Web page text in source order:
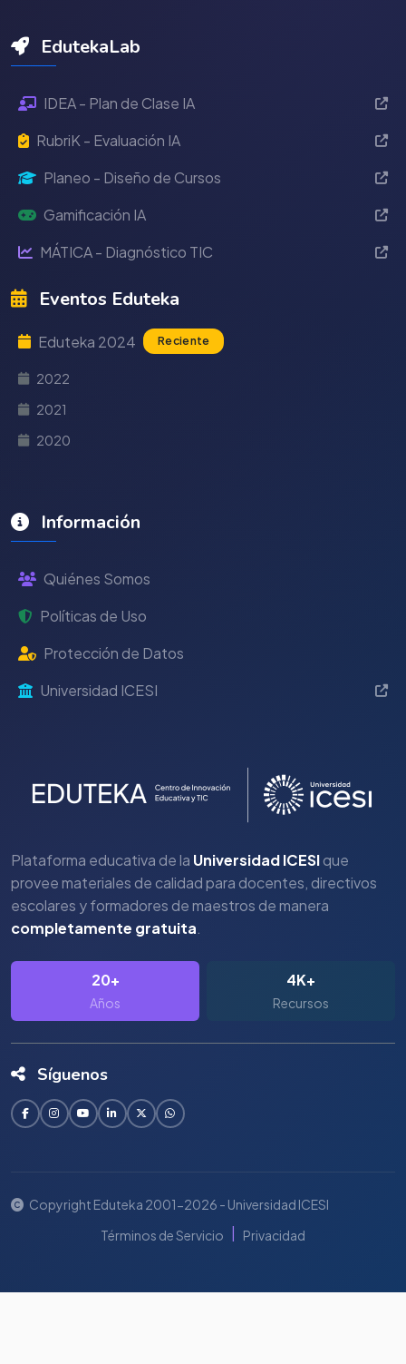
EdutekaLab
IDEA - Plan de Clase IA
RubriK - Evaluación IA
Planeo - Diseño de Cursos
Gamificación IA
MÁTICA - Diagnóstico TIC
Eventos Eduteka
Eduteka 2024 Reciente
2022
2021
2020
Información
Quiénes Somos
Políticas de Uso
Protección de Datos
Universidad ICESI
Plataforma educativa de la Universidad ICESIque
provee materiales de calidad para docentes, directivos
escolares y formadores de maestros de manera
completamente gratuita.
20+
Años
4K+
Recursos
Síguenos
Copyright Eduteka 2001-2026 - Universidad ICESI
Términos de Servicio
Privacidad